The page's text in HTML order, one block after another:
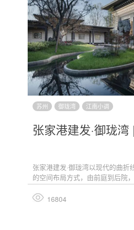
苏州 御珑湾 江南小调
张家港建发·御珑
张家港建发·御珑湾以现代的曲折
的空间布局方式，由前庭到后院
互融合和碰撞，把江南小巧精致
致。 16804